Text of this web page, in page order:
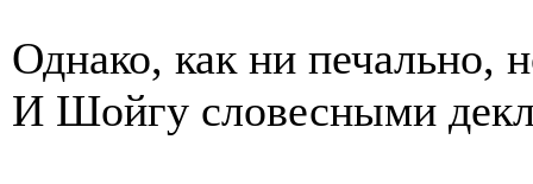
Однако, как ни печально,
И Шойгу словесными